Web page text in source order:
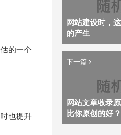
的一个
也提升
网站建设时，
的产生
下一篇
网站文章收录
比你原创的好？